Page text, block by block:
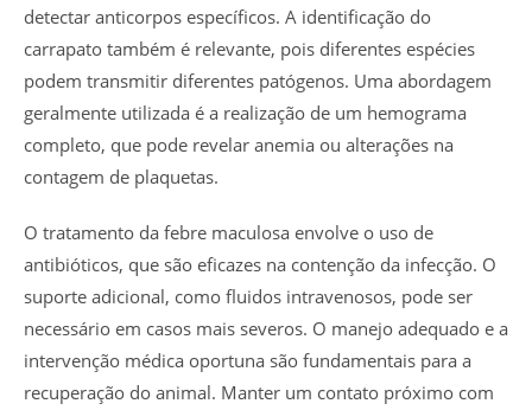
detectar anticorpos específicos. A identificação do
carrapato também é relevante, pois diferentes espécies
podem transmitir diferentes patógenos. Uma abordagem
geralmente utilizada é a realização de um hemograma
completo, que pode revelar anemia ou alterações na
contagem de plaquetas.
O tratamento da febre maculosa envolve o uso de
antibióticos, que são eficazes na contenção da infecção. O
suporte adicional, como fluidos intravenosos, pode ser
necessário em casos mais severos. O manejo adequado e a
intervenção médica oportuna são fundamentais para a
recuperação do animal. Manter um contato próximo com